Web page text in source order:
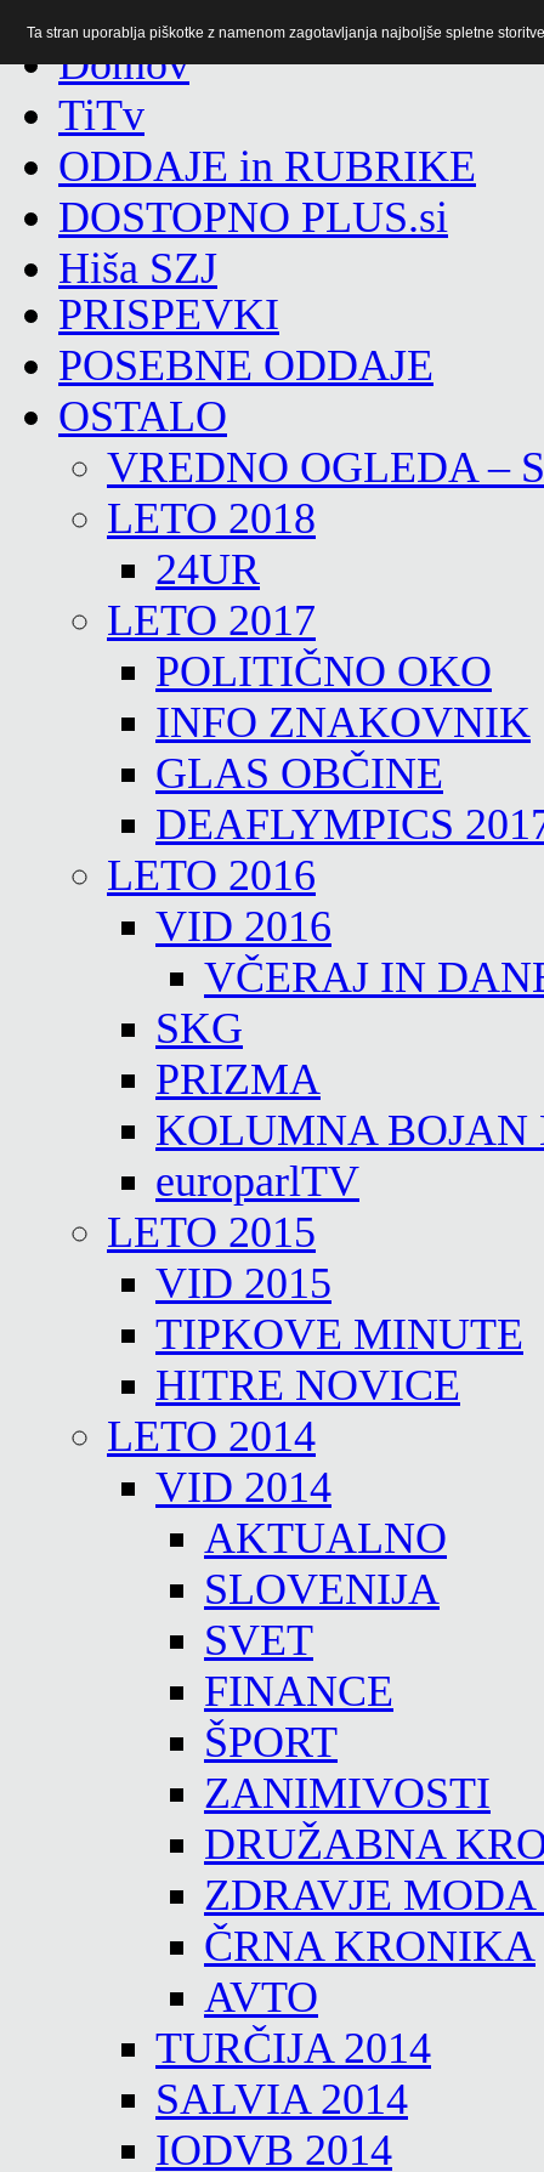
TiTv
ODDAJE in RUBRIKE
DOSTOPNO PLUS.si
Hiša SZJ
PRISPEVKI
POSEBNE ODDAJE
OSTALO
VREDNO OGLEDA –
LETO 2018
24UR
LETO 2017
POLITIČNO OKO
INFO ZNAKOVNIK
GLAS OBČINE
DEAFLYMPICS
LETO 2016
VID 2016
VČERAJ IN
SKG
PRIZMA
KOLUMNA BOJAN
europarlTV
LETO 2015
VID 2015
TIPKOVE MINUTE
HITRE NOVICE
LETO 2014
VID 2014
AKTUALNO
SLOVENIJA
SVET
FINANCE
ŠPORT
ZANIMIVOSTI
DRUŽABNA
ZDRAVJE
ČRNA KRONIKA
AVTO
TURČIJA 2014
SALVIA 2014
IODVB 2014
Ta stran uporablja piškotke z namenom zagotavljanja najboljše spletne